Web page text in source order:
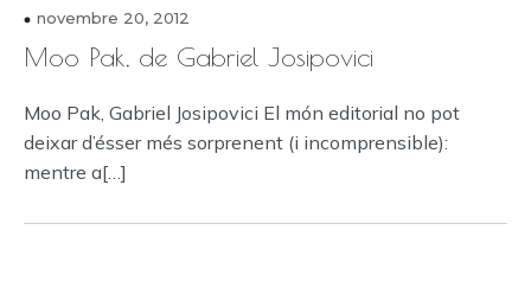
novembre 20, 2012
Moo Pak, de Gabriel Josipovici
Moo Pak, Gabriel Josipovici El món editorial no pot
deixar d’ésser més sorprenent (i incomprensible):
mentre a[…]